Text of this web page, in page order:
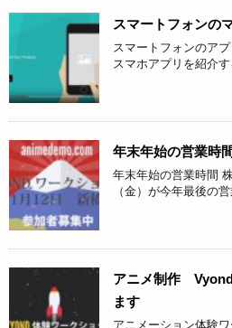
スマートフォンの
スマートフォンのア
スマホアプリを紹介
年末年始の営業時
年末年始の営業時間
（金）が今年最後の
アニメ制作
ます
アニメーション体験